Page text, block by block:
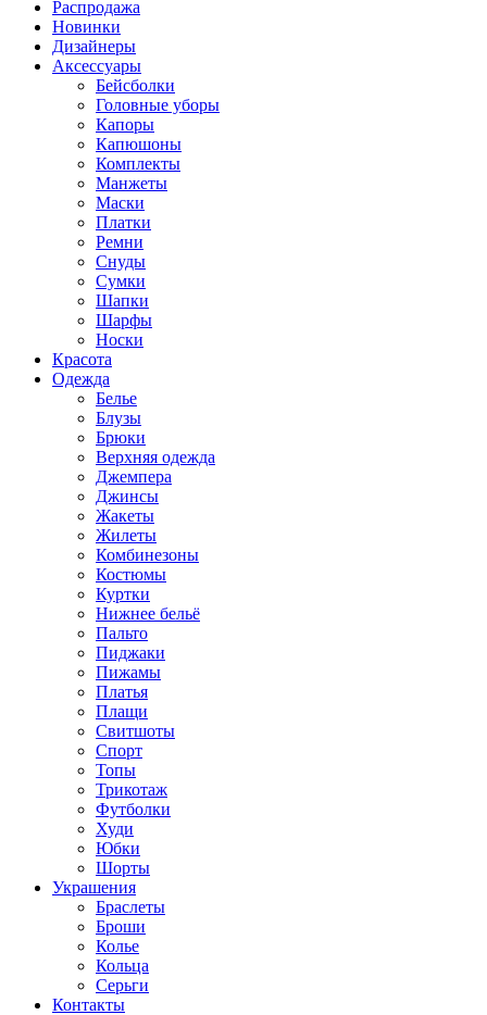
Распродажа
Новинки
Дизайнеры
Аксессуары
Бейсболки
Головные уборы
Капоры
Капюшоны
Комплекты
Манжеты
Маски
Платки
Ремни
Снуды
Сумки
Шапки
Шарфы
Носки
Красота
Одежда
Белье
Блузы
Брюки
Верхняя одежда
Джемпера
Джинсы
Жакеты
Жилеты
Комбинезоны
Костюмы
Куртки
Нижнее бельё
Пальто
Пиджаки
Пижамы
Платья
Плащи
Свитшоты
Спорт
Топы
Трикотаж
Футболки
Худи
Юбки
Шорты
Украшения
Браслеты
Броши
Колье
Кольца
Серьги
Контакты